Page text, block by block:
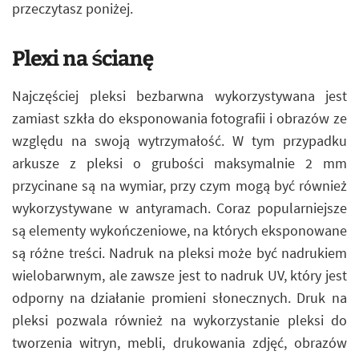
przeczytasz poniżej.
Plexi na ścianę
Najczęściej pleksi bezbarwna wykorzystywana jest
zamiast szkła do eksponowania fotografii i obrazów ze
względu na swoją wytrzymałość. W tym przypadku
arkusze z pleksi o grubości maksymalnie 2 mm
przycinane są na wymiar, przy czym mogą być również
wykorzystywane w antyramach. Coraz popularniejsze
są elementy wykończeniowe, na których eksponowane
są różne treści. Nadruk na pleksi może być nadrukiem
wielobarwnym, ale zawsze jest to nadruk UV, który jest
odporny na działanie promieni słonecznych. Druk na
pleksi pozwala również na wykorzystanie pleksi do
tworzenia witryn, mebli, drukowania zdjęć, obrazów